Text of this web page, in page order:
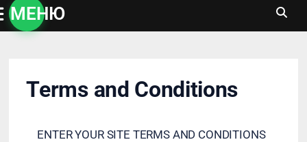
МЕНЮ
Terms and Conditions
ENTER YOUR SITE TERMS AND CONDITIONS